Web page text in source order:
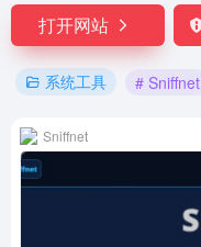
打开网站
系统工具 # Sniffnet
Sniffnet